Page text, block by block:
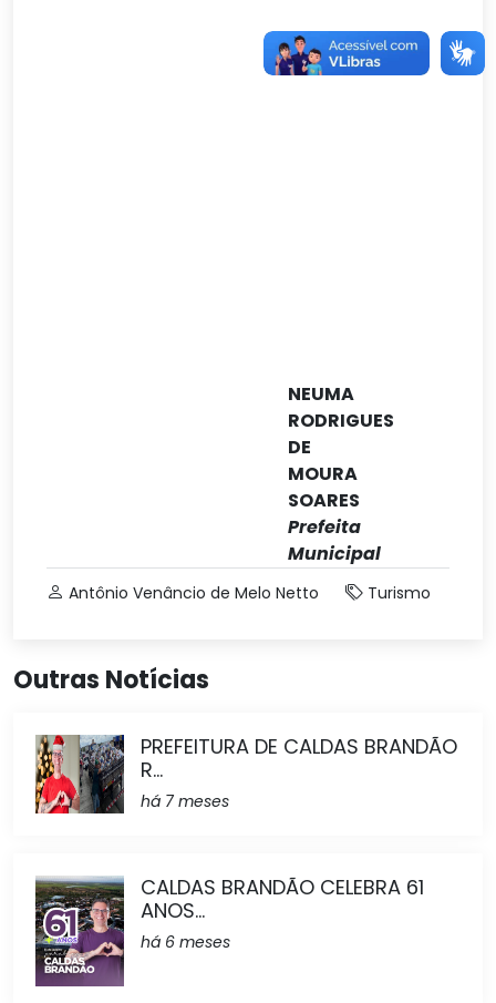
NEUMA
RODRIGUES
DE
MOURA
SOARES
Prefeita
Municipal
Antônio Venâncio de Melo Netto Turismo
Outras Notícias
PREFEITURA DE CALDAS BRANDÃO
R...
há 7 meses
CALDAS BRANDÃO CELEBRA 61
ANOS...
há 6 meses